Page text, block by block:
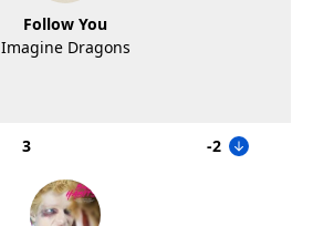
Follow You
Imagine Dragons
3 -2